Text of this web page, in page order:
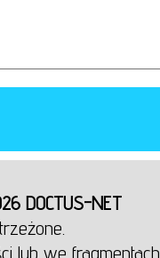
DOCTUS-NET
lub we fragmentach